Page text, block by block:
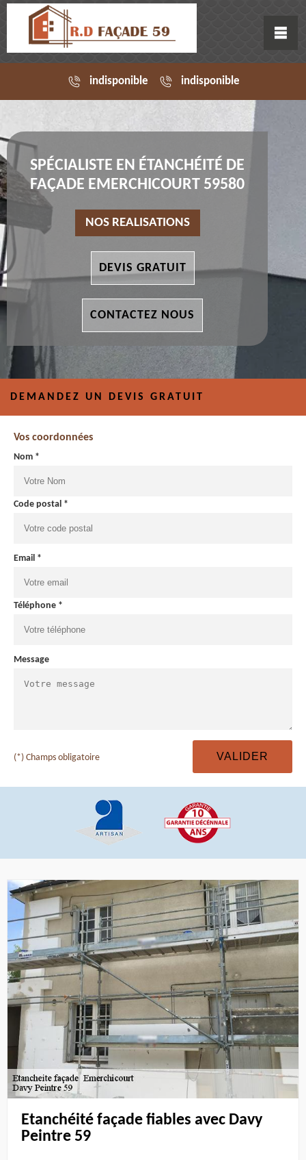
indisponible indisponible
SPÉCIALISTE EN ÉTANCHÉITÉ DE
FAÇADE EMERCHICOURT 59580
NOS REALISATIONS
DEVIS GRATUIT
CONTACTEZ NOUS
DEMANDEZ UN DEVIS GRATUIT
Vos coordonnées
Nom *
Code postal *
Email *
Téléphone *
Message
(*) Champs obligatoire
Etanchéité façade fiables avec Davy
Peintre 59